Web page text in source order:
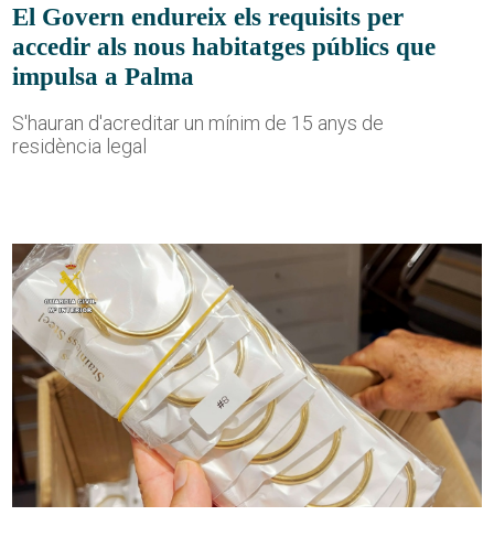
El Govern endureix els requisits per
accedir als nous habitatges públics que
impulsa a Palma
S'hauran d'acreditar un mínim de 15 anys de
residència legal